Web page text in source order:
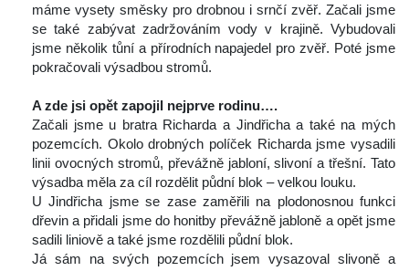
máme vysety směsky pro drobnou i srnčí zvěř. Začali jsme
e také zabývat zadržováním vody v krajině. Vybudovali
jsme několik tůní a přírodních napajedel pro zvěř. Poté jsme
pokračovali výsadbou stromů.
A zde jsi opět zapojil nejprve rodinu….
Začali jsme u bratra Richarda a Jindřicha a také na mých
pozemcích. Okolo drobných políček Richarda jsme vysadili
linii ovocných stromů, převážně jabloní, slivoní a třešní. Tato
výsadba měla za cíl rozdělit půdní blok – velkou louku.
U Jindřicha jsme se zase zaměřili na plodonosnou funkci
dřevin a přidali jsme do honitby převážně jabloně a opět jsme
adili liniově a také jsme rozdělili půdní blok.
Já sám na svých pozemcích jsem vysazoval slivoně a